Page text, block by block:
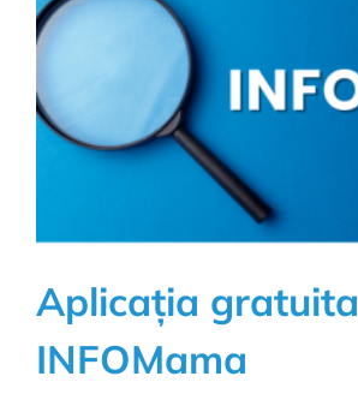
Aplicația gratuita
INFOMama